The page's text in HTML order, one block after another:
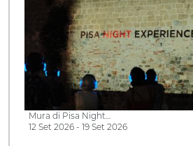
Mura di Pisa Night…
12 Set 2026 - 19 Set 2026